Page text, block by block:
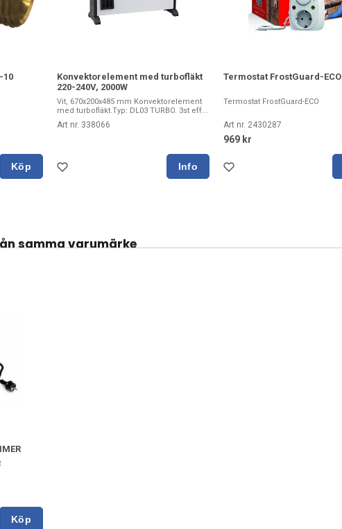
10
Köp
Konvektorelement med turbofläkt
220-240V, 2000W
Vit, 670x200x485 mm Konvektorelement
med turbofläkt.Typ: DL03 TURBO. 3st eff...
Art nr. 338066
Termostat FrostGuard-ECO
Termostat FrostGuard-ECO
Art nr. 2430287
969 kr
samma varumärke
Köp